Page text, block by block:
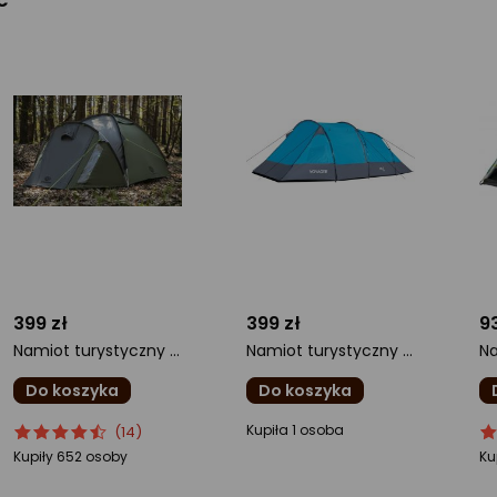
399 zł
Namiot turystyczny Peme Climate 3
Do koszyka
ocena
produktu
Ocena
produktu
(14)
Kupiły 652 osoby
399 zł
Namiot turystyczny Nils Extreme Voyager NC3027
Do koszyka
ocena
Kupiła 1 osoba